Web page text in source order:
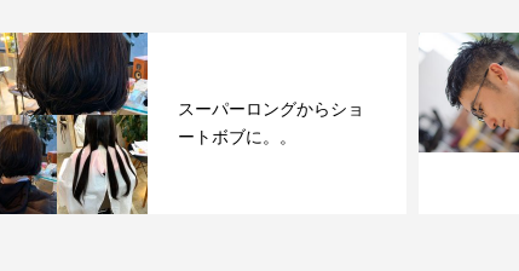
スーパーロングからショ
ートボブに。。